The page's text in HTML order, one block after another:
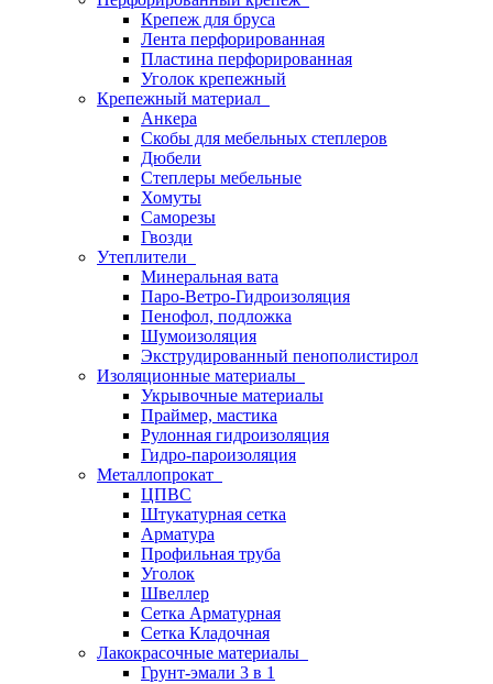
Крепеж для бруса
Лента перфорированная
Пластина перфорированная
Уголок крепежный
Крепежный материал
Анкера
Скобы для мебельных степлеров
Дюбели
Степлеры мебельные
Хомуты
Саморезы
Гвозди
Утеплители
Минеральная вата
Паро-Ветро-Гидроизоляция
Пенофол, подложка
Шумоизоляция
Экструдированный пенополистирол
Изоляционные материалы
Укрывочные материалы
Праймер, мастика
Рулонная гидроизоляция
Гидро-пароизоляция
Металлопрокат
ЦПВС
Штукатурная сетка
Арматура
Профильная труба
Уголок
Швеллер
Сетка Арматурная
Сетка Кладочная
Лакокрасочные материалы
Грунт-эмали 3 в 1